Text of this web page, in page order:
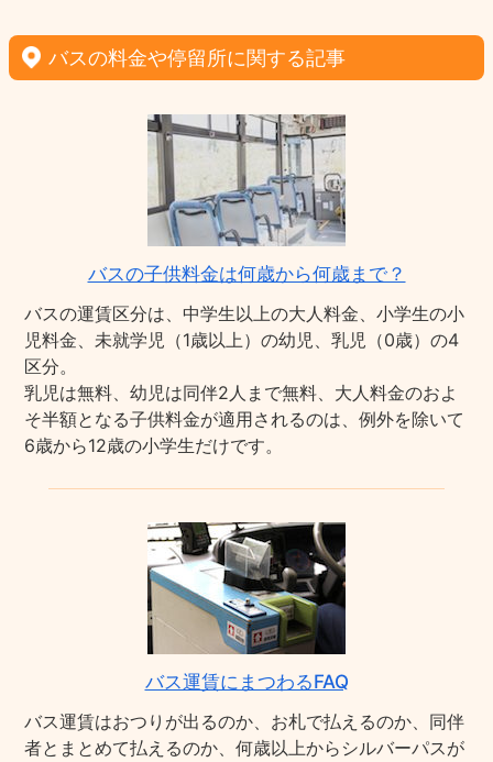
バスの料金や停留所に関する記事
バスの子供料金は何歳から何歳まで？
バスの運賃区分は、中学生以上の大人料金、小学生の小
児料金、未就学児（1歳以上）の幼児、乳児（0歳）の4
区分。
乳児は無料、幼児は同伴2人まで無料、大人料金のおよ
そ半額となる子供料金が適用されるのは、例外を除いて
6歳から12歳の小学生だけです。
バス運賃にまつわるFAQ
バス運賃はおつりが出るのか、お札で払えるのか、同伴
者とまとめて払えるのか、何歳以上からシルバーパスが